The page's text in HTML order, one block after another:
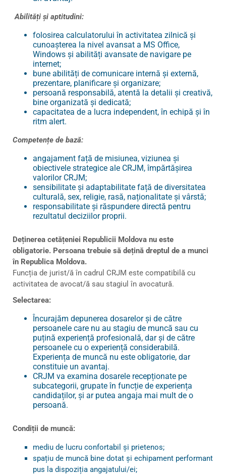
Abilități și aptitudini:
folosirea calculatorului în activitatea zilnică şi
cunoașterea la nivel avansat a MS Office,
Windows şi abilități avansate de navigare pe
internet;
bune abilități de comunicare internă și externă,
prezentare, planificare și organizare;
persoană responsabilă, atentă la detalii și creativă,
bine organizată și dedicată;
capacitatea de a lucra independent, în echipă și în
ritm alert.
Competențe de bază:
angajament față de misiunea, viziunea și
obiectivele strategice ale CRJM, împărtășirea
valorilor CRJM;
sensibilitate şi adaptabilitate față de diversitatea
culturală, sex, religie, rasă, naționalitate și vârstă;
responsabilitate și răspundere directă pentru
rezultatul deciziilor proprii.
Deținerea cetățeniei Republicii Moldova nu este
obligatorie. Persoana trebuie să dețină dreptul de a munci
în Republica Moldova.
Funcția de jurist/ă în cadrul CRJM este compatibilă cu
activitatea de avocat/ă sau stagiul în avocatură.
Selectarea:
Încurajăm depunerea dosarelor și de către
persoanele care nu au stagiu de muncă sau cu
puțină experiență profesională, dar și de către
persoanele cu o experiență considerabilă.
Experiența de muncă nu este obligatorie, dar
constituie un avantaj.
CRJM va examina dosarele recepționate pe
subcategorii, grupate în funcție de experiența
candidaților, și ar putea angaja mai mult de o
persoană.
Condiții de muncă:
mediu de lucru confortabil și prietenos;
spațiu de muncă bine dotat și echipament performant
pus la dispoziția angajatului/ei;